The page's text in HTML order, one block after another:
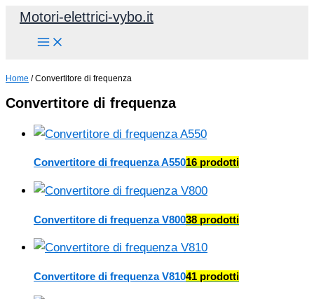
VaiMotori-elettrici-vybo.it
Home / Convertitore di frequenza
Convertitore di frequenza
Convertitore di frequenza A55016 prodotti
Convertitore di frequenza V80038 prodotti
Convertitore di frequenza V81041 prodotti